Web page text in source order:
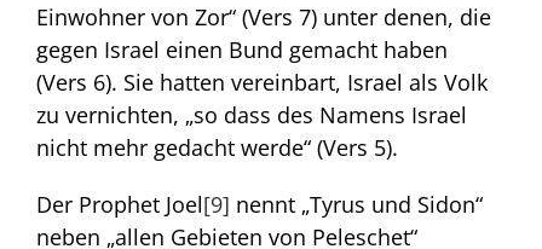
Einwohner von Zor“ (Vers 7) unter denen, die
gegen Israel einen Bund gemacht haben
(Vers 6). Sie hatten vereinbart, Israel als Volk
zu vernichten, „so dass des Namens Israel
nicht mehr gedacht werde“ (Vers 5).
Der Prophet Joel[9] nennt „Tyrus und Sidon“
neben „allen Gebieten von Peleschet“